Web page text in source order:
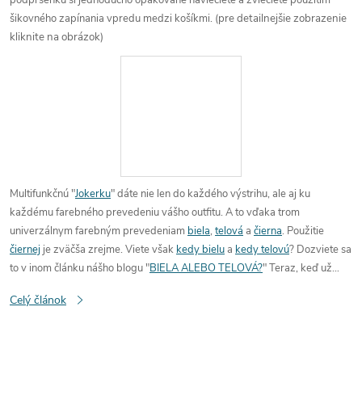
šikovnéhozapínania vpredu medzi košíkmi. (pre detailnejšie zobrazenie
kliknite na obrázok)
Multifunkčnú "Jokerku" dáte nie len do každého výstrihu, ale aj ku
každému farebného prevedeniu vášho outfitu. A to vďaka trom
univerzálnym farebným prevedeniam biela, telová a čierna. Použitie
čiernej je zväčša zrejme. Viete však kedy bielua kedy telovú? Dozviete sa
tov inom článku nášho blogu "BIELA ALEBO TELOVÁ?"Teraz, keď už
môžete si kúpiť „ten outfit“ po ktorom ste tak dávno túžila a len jediná vec
Celý článok